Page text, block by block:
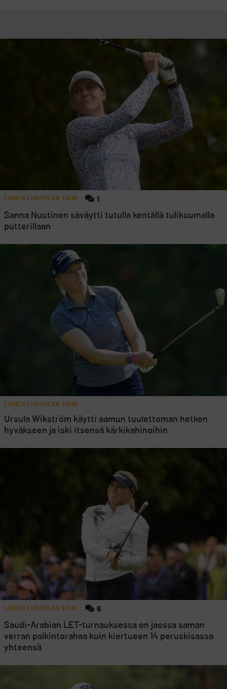
LADIES EUROPEAN TOUR 1
Sanna Nuutinen säväytti tutulla kentällä tulikuumalla
putterillaan
LADIES EUROPEAN TOUR
Ursula Wikström käytti aamun tuulettoman hetken
hyväkseen ja iski itsensä kärkikahinoihin
LADIES EUROPEAN TOUR 6
Saudi-Arabian LET-turnauksessa on jaossa saman
verran palkintorahaa kuin kiertueen 14 peruskisassa
yhteensä